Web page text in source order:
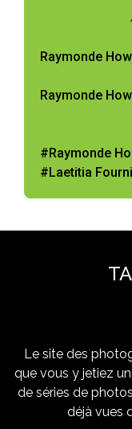
Raymonde
Raymonde
#Raymonde
#Laetitia
Le site des
que vous y jetiez
de séries de
déjà vues